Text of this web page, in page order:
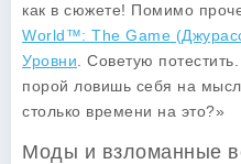
как в сюжете! Помимо
World™: The Game
Уровни . Советую
порой ловишь себя на
столько времени на это?»
Моды и взломанные